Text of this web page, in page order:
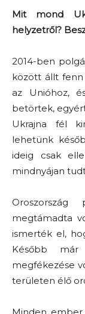
Mit mond
helyzetről?
2014-ben
között állt fenn
az Unióhoz,
betörtek,
Ukrajna fél
lehetünk
ideig csak
mindnyájan
megtámadta
ismerték el,
Később
megfékezése
területen élő
Minden